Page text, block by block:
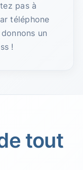
pas à
téléphone
un
!
tout